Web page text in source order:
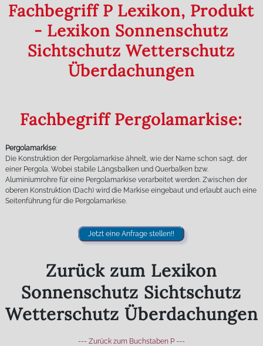
Fachbegriff P Lexikon, Produkt
- Lexikon Sonnenschutz
Sichtschutz Wetterschutz
Überdachungen
Fachbegriff Pergolamarkise:
Pergolamarkise:
Die Konstruktion der Pergolamarkise ähnelt, wie der Name schon sagt, der
einer Pergola. Wobei stabile Längsbalken und Querbalken bzw.
Aluminiumrohre für eine Pergolamarkise verarbeitet werden. Zwischen der
oberen Konstruktion (Dach) wird die Markise eingebaut und erlaubt auch eine
Seitenführung für die Pergolamarkise.
Jetzt eine Anfrage stellen!!
Zurück zum Lexikon
Sonnenschutz Sichtschutz
Wetterschutz Überdachungen
--- Zurück zum Buchstaben P ---